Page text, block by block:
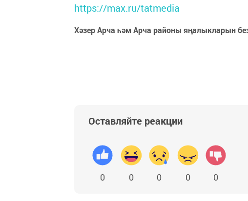
https://max.ru/tatmedia
Хәзер Арча һәм Арча районы яңалыкларын
Оставляйте реакции
0 0 0 0 0